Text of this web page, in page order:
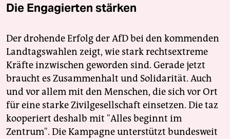
Die Engagierten stärken
Der drohende Erfolg der AfD bei den kommenden
Landtagswahlen zeigt, wie stark rechtsextreme
Kräfte inzwischen geworden sind. Gerade jetzt
braucht es Zusammenhalt und Solidarität. Auch
und vor allem mit den Menschen, die sich vor Ort
für eine starke Zivilgesellschaft einsetzen. Die taz
kooperiert deshalb mit "Alles beginnt im
Zentrum". Die Kampagne unterstützt bundesweit